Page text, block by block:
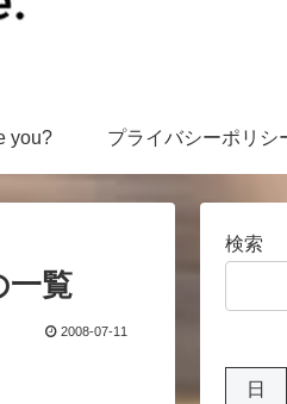
you? プライバシーポリシ
一覧
2008-07-11
検索
日